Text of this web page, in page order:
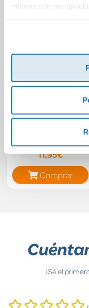
información
La última vez que
11,95€
Comprar
¡Sé el